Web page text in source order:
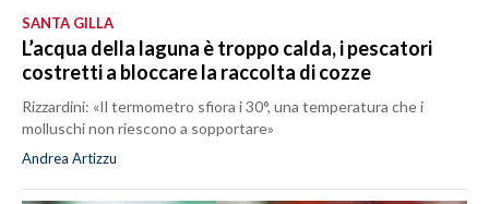
SANTA GILLA
L’acqua della laguna è troppo calda, i pescatori
costretti a bloccare la raccolta di cozze
Rizzardini: «Il termometro sfiora i 30°, una temperatura che i
molluschi non riescono a sopportare»
Andrea Artizzu